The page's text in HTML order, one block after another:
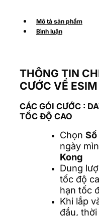
Mô tả sản phẩm
Bình luận
THÔNG TIN
CƯỚC VỀ
CÁC GÓI CƯỚC :
TỐC ĐỘ CAO
Chọn
ngày
Kong
Dung
tốc độ
hạn tốc
Khi lắp
đầu,